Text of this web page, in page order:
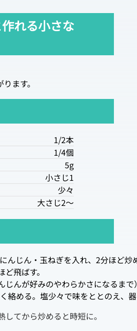
れる小さな
ます。
1/2本
1/4個
5g
小さじ1
少々
大さじ2～
じん・玉ねぎを入れ、2分ほど炒
飛ばす。
んが好みのやわらかさになるまで
める。塩少々で味をととのえ、器
てから炒めると時短に。